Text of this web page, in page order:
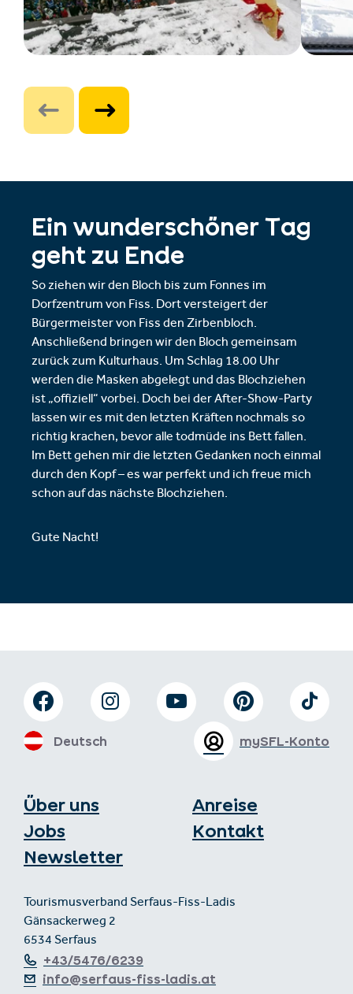
Ein wunderschöner Tag
geht zu Ende
So ziehen wir den Bloch bis zum Fonnes im
Dorfzentrum von Fiss. Dort versteigert der
Bürgermeister von Fiss den Zirbenbloch.
Anschließend bringen wir den Bloch gemeinsam
zurück zum Kulturhaus. Um Schlag 18.00 Uhr
werden die Masken abgelegt und das Blochziehen
ist „offiziell“ vorbei. Doch bei der After-Show-Party
lassen wir es mit den letzten Kräften nochmals so
richtig krachen, bevor alle todmüde ins Bett fallen.
Im Bett gehen mir die letzten Gedanken noch einmal
durch den Kopf – es war perfekt und ich freue mich
schon auf das nächste Blochziehen.
Gute Nacht!
Über uns
Jobs
Newsletter
Anreise
Kontakt
Tourismusverband Serfaus-Fiss-Ladis
Gänsackerweg 2
6534 Serfaus
+43/5476/6239
info@serfaus-fiss-ladis.at
mySFL-Konto
Deutsch